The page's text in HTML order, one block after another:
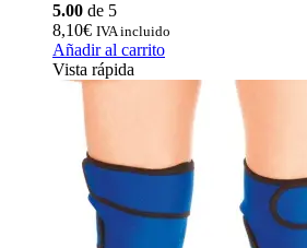
5.00 de 5
8,10€ IVA incluido
Añadir al carrito
Vista rápida